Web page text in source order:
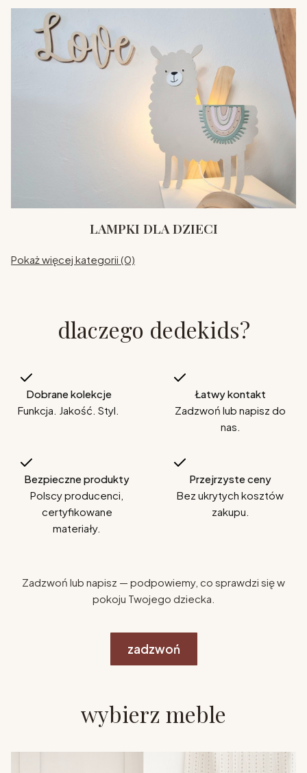
LAMPKI DLA DZIECI
Pokaż więcej kategorii (0)
dlaczego dedekids?
Dobrane kolekcje
Funkcja. Jakość. Styl.
Łatwy kontakt
Zadzwoń lub napisz do
nas.
Bezpieczne produkty
Polscy producenci,
certyfikowane
materiały.
Przejrzyste ceny
Bez ukrytych kosztów
zakupu.
Zadzwoń lub napisz — podpowiemy, co sprawdzi się w
pokoju Twojego dziecka.
zadzwoń
wybierz meble